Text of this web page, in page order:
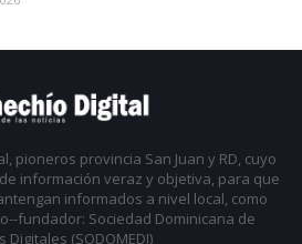
pioneros provincia San Juan y RD, cuyo
información veraz y objetiva, para que
informados a nivel local, como
fundador: Sociedad Dominicana de
Digitales (SODOMEDI)